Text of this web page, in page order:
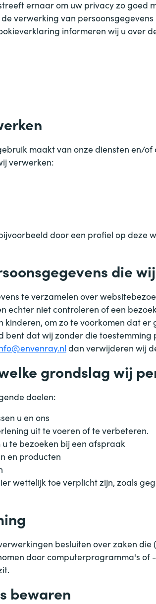
ernaar om uw privacy zo goed
verwerking van
informeren wij u over
maakt van onze diensten en/
verwerken:
door een profiel op deze
die
te verzamelen over
echter niet controleren of een
om zo te voorkomen dat
bent dat wij zonder die
dan verwijderen wij
grondslag wij
doelen:
u en ons
uit te voeren of te verbeteren.
te bezoeken bij een afspraak
en producten
wettelijk toe verplicht zijn, zoals
besluiten over zaken
door computerprogramma's of
bewaren